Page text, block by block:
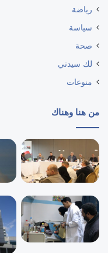
رياضة
سياسة
صحة
لك سيدتي
منوعات
من هنا وهناك